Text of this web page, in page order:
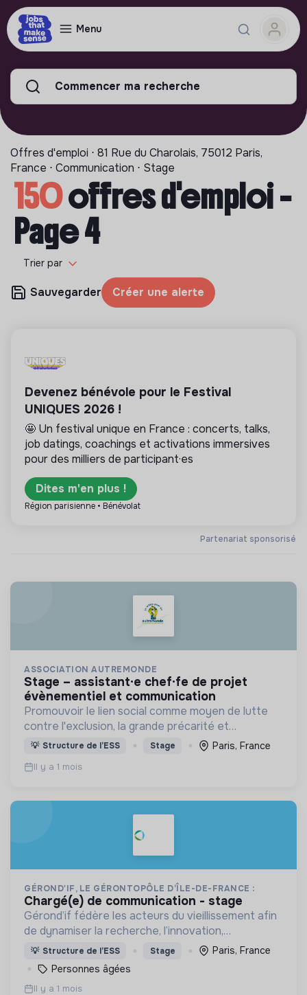
Menu
Commencer ma recherche
Offres d'emploi ⋅ 81 Rue du Charolais, 75012 Paris,
France ⋅ Communication ⋅ Stage
150offres d'emploi -
Page 4
Trier par
Sauvegarder Créer une alerte
Partenariat sponsorisé
Devenez bénévole pour le Festival
UNIQUES 2026 !
🤩 Un festival unique en France : concerts, talks,
job datings, coachings et activations immersives
pour des milliers de participant·es
Dites m'en plus !
Région parisienne • Bénévolat
ASSOCIATION AUTREMONDE
stage – assistant·e chef·fe de projet
évènementiel et communication
Promouvoir le lien social comme moyen de lutte
contre l'exclusion, la grande précarité et
l'isolement
💡 Structure de l’ESS Stage Paris, France
Il y a 1 mois
GÉROND'IF, LE GÉRONTOPÔLE D’ÎLE-DE-FRANCE :
chargé(e) de communication - stage
Gérond’if fédère les acteurs du vieillissement afin
de dynamiser la recherche, l’innovation,
l’évaluation et la formation. Il rassemble des
compétences pluridisciplinaires autour du bien
vieillir.
💡 Structure de l’ESS Stage
Paris, France
Personnes âgées
Il y a 1 mois